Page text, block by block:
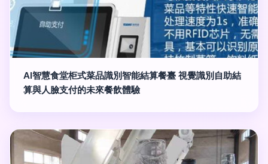
AI智慧食堂柜式菜品識別智能結算餐臺 視覺識別自助結
算與人臉支付的未來餐飲體驗